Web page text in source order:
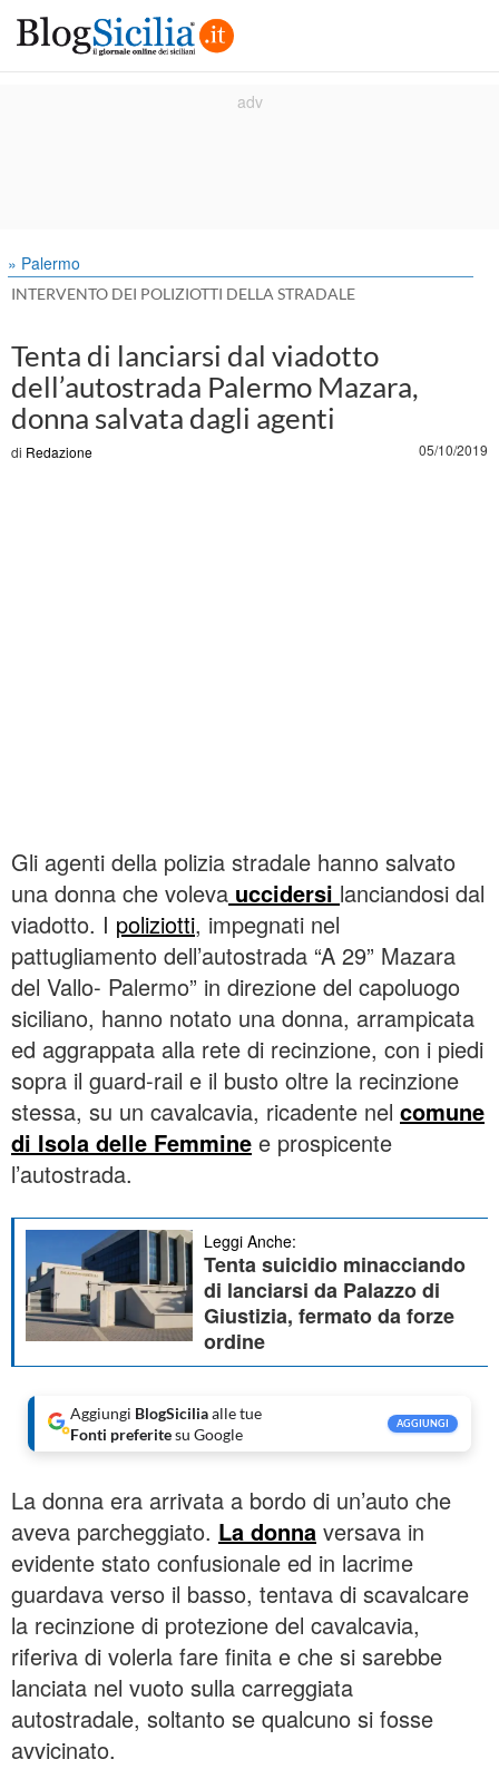
» Palermo
INTERVENTO DEI POLIZIOTTI DELLA STRADALE
Tenta di lanciarsi dal viadotto
dell’autostrada Palermo Mazara,
donna salvata dagli agenti
di Redazione 05/10/2019
Gli agenti della polizia stradale hanno salvato
una donna che voleva uccidersi lanciandosi dal
viadotto. I poliziotti, impegnati nel
pattugliamento dell’autostrada “A 29” Mazara
del Vallo- Palermo” in direzione del capoluogo
siciliano, hanno notato una donna, arrampicata
ed aggrappata alla rete di recinzione, con i piedi
sopra il guard-rail e il busto oltre la recinzione
stessa, su un cavalcavia, ricadente nel comune
di Isola delle Femmine e prospicente
l’autostrada.
Leggi Anche:
Tenta suicidio minacciando
di lanciarsi da Palazzo di
Giustizia, fermato da forze
ordine
Aggiungi BlogSiciliaalle tue
Fonti preferitesu Google
AGGIUNGI
La donna era arrivata a bordo di un’auto che
aveva parcheggiato. La donna versava in
evidente stato confusionale ed in lacrime
guardava verso il basso, tentava di scavalcare
la recinzione di protezione del cavalcavia,
riferiva di volerla fare finita e che si sarebbe
lanciata nel vuoto sulla carreggiata
autostradale, soltanto se qualcuno si fosse
avvicinato.